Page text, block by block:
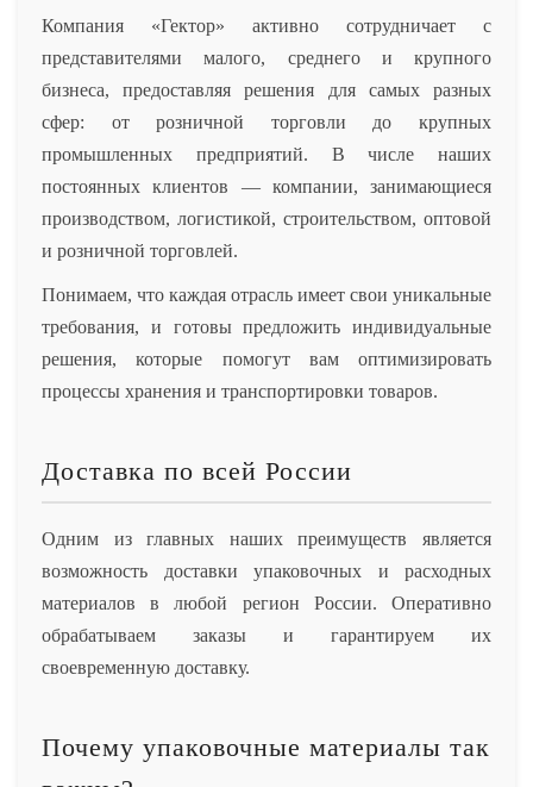
Компания «Гектор» активно сотрудничает с
представителями малого, среднего и крупного
бизнеса, предоставляя решения для самых разных
сфер: от розничной торговли до крупных
промышленных предприятий. В числе наших
постоянных клиентов — компании, занимающиеся
производством, логистикой, строительством, оптовой
и розничной торговлей.
Понимаем, что каждая отрасль имеет свои уникальные
требования, и готовы предложить индивидуальные
решения, которые помогут вам оптимизировать
процессы хранения и транспортировки товаров.
Доставка по всей России
Одним из главных наших преимуществ является
возможность доставки упаковочных и расходных
материалов в любой регион России. Оперативно
обрабатываем заказы и гарантируем их
своевременную доставку.
Почему упаковочные материалы так